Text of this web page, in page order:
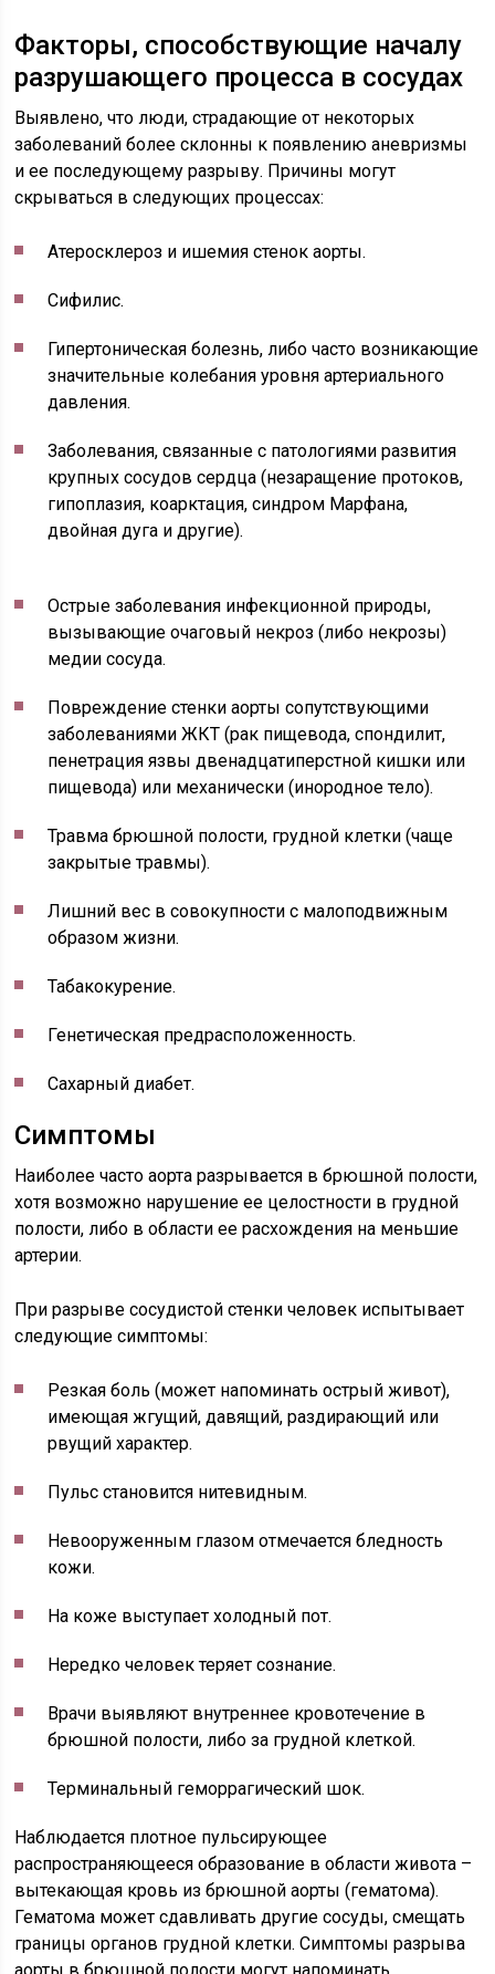
Факторы, способствующие началу
разрушающего процесса в сосудах
Выявлено, что люди, страдающие от некоторых
заболеваний более склонны к появлению аневризмы
и ее последующему разрыву. Причины могут
скрываться в следующих процессах:
Атеросклероз и ишемия стенок аорты.
Сифилис.
Гипертоническая болезнь, либо часто возникающие
значительные колебания уровня артериального
давления.
Заболевания, связанные с патологиями развития
крупных сосудов сердца (незаращение протоков,
гипоплазия, коарктация, синдром Марфана,
двойная дуга и другие).
Острые заболевания инфекционной природы,
вызывающие очаговый некроз (либо некрозы)
медии сосуда.
Повреждение стенки аорты сопутствующими
заболеваниями ЖКТ (рак пищевода, спондилит,
пенетрация язвы двенадцатиперстной кишки или
пищевода) или механически (инородное тело).
Травма брюшной полости, грудной клетки (чаще
закрытые травмы).
Лишний вес в совокупности с малоподвижным
образом жизни.
Табакокурение.
Генетическая предрасположенность.
Сахарный диабет.
Симптомы
Наиболее часто аорта разрывается в брюшной полости,
хотя возможно нарушение ее целостности в грудной
полости, либо в области ее расхождения на меньшие
артерии.
При разрыве сосудистой стенки человек испытывает
следующие симптомы:
Резкая боль (может напоминать острый живот),
имеющая жгущий, давящий, раздирающий или
рвущий характер.
Пульс становится нитевидным.
Невооруженным глазом отмечается бледность
кожи.
На коже выступает холодный пот.
Нередко человек теряет сознание.
Врачи выявляют внутреннее кровотечение в
брюшной полости, либо за грудной клеткой.
Терминальный геморрагический шок.
Наблюдается плотное пульсирующее
распространяющееся образование в области живота –
вытекающая кровь из брюшной аорты (гематома).
Гематома может сдавливать другие сосуды, смещать
границы органов грудной клетки. Симптомы разрыва